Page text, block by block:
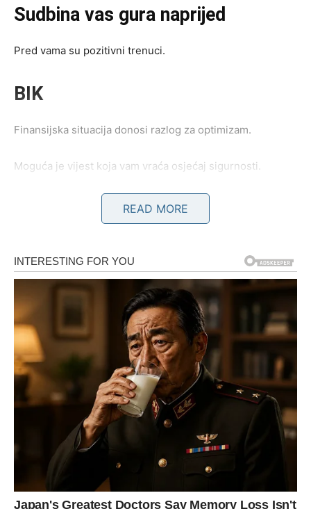
Sudbina vas gura naprijed
Pred vama su pozitivni trenuci.
BIK
Finansijska situacija donosi razlog za optimizam.
Moguća je vijest koja vam vraća osjećaj sigurnosti.
Stabilnost vam dolazi u susret
Pred vama su lijepi trenuci.
BLIZANCI
Neočekivan razgovor donosi odgovore koje dugo tražite.
Neko vam otkriva informaciju koja mijenja pogled na
jednu važnu situaciju.
Poruka zvijezda
READ MORE